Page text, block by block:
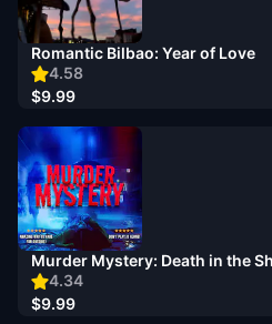
4.58
Romantic Bilbao: Year of Love
$9.99
4.34
Murder Mystery: Death in the
$9.99